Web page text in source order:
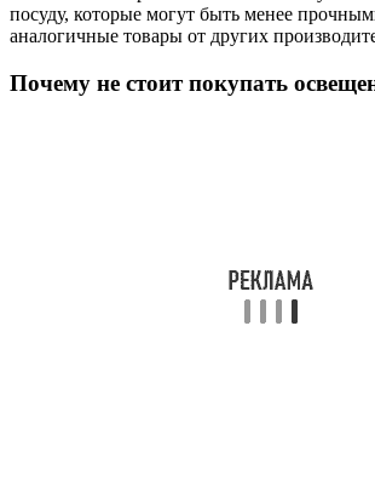
посуду, которые могут быть менее
аналогичные товары от других
Почему не стоит покупать